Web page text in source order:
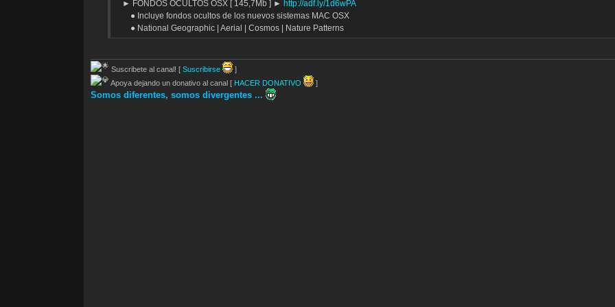
► FONDOS OCULTOS OSX [ 145,7Mb ] ► http://adf.ly/1d6wPA
● Incluye fondos ocultos de los nuevos sistemas MAC OSX
● National Geographic | Aerial | Cosmos | Nature Patterns
Suscribete al canal! [ Suscribirse
]
Apoya dejando un donativo al canal [ HACER DONATIVO ]
Somos diferentes, somos divergentes ...